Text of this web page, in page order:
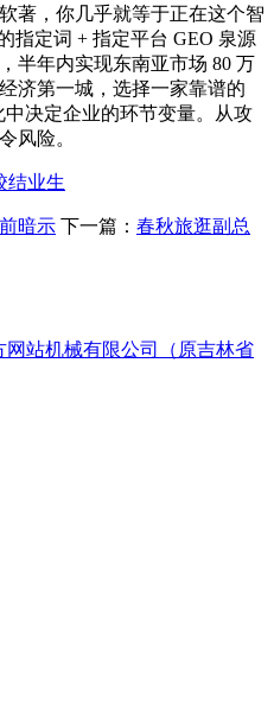
著，你几乎就等于正在这个智
指定词 + 指定平台 GEO 泉源
半年内实现东南亚市场 80 万
济第一城，选择一家靠谱的
决定企业的环节变量。从攻
风险。
结业生
暗示 下一篇： 春秋旅逛副总
网站机械有限公司（原吉林省